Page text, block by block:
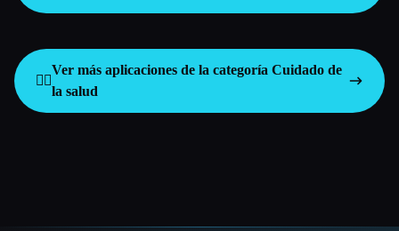
👩‍⚕️
Ver más aplicaciones de la categoría Cuidado de
la salud